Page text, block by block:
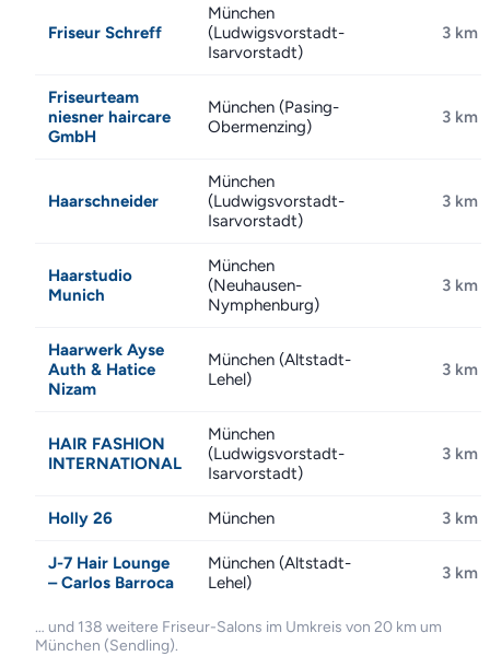
Friseur Schreff
München
(Ludwigsvorstadt-
Isarvorstadt)
3 km
Friseurteam
niesner haircare
GmbH
München (Pasing-
Obermenzing)
3 km
Haarschneider
München
(Ludwigsvorstadt-
Isarvorstadt)
3 km
Haarstudio
Munich
München
(Neuhausen-
Nymphenburg)
3 km
Haarwerk Ayse
Auth & Hatice
Nizam
München (Altstadt-
Lehel)
3 km
HAIR FASHION
INTERNATIONAL
München
(Ludwigsvorstadt-
Isarvorstadt)
3 km
Holly 26 München 3 km
J-7 Hair Lounge
– Carlos Barroca
München (Altstadt-
Lehel)
3 km
… und 138 weitere Friseur-Salons im Umkreis von 20 km um
München (Sendling).